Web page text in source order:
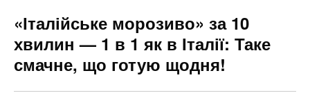
«Італійське морозиво» за 10
хвилин — 1 в 1 як в Італії: Таке
смачне, що готую щодня!